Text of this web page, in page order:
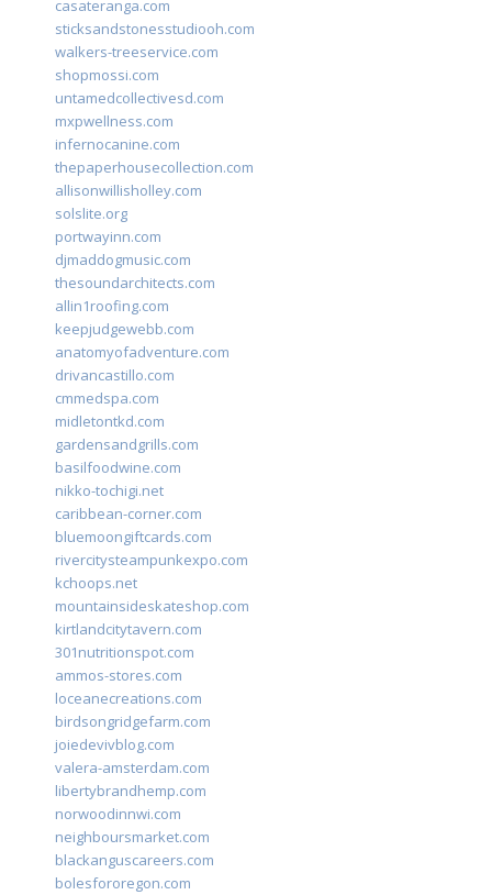
casateranga.com
sticksandstonesstudiooh.com
walkers-treeservice.com
shopmossi.com
untamedcollectivesd.com
mxpwellness.com
infernocanine.com
thepaperhousecollection.com
allisonwillisholley.com
solslite.org
portwayinn.com
djmaddogmusic.com
thesoundarchitects.com
allin1roofing.com
keepjudgewebb.com
anatomyofadventure.com
drivancastillo.com
cmmedspa.com
midletontkd.com
gardensandgrills.com
basilfoodwine.com
nikko-tochigi.net
caribbean-corner.com
bluemoongiftcards.com
rivercitysteampunkexpo.com
kchoops.net
mountainsideskateshop.com
kirtlandcitytavern.com
301nutritionspot.com
ammos-stores.com
loceanecreations.com
birdsongridgefarm.com
joiedevivblog.com
valera-amsterdam.com
libertybrandhemp.com
norwoodinnwi.com
neighboursmarket.com
blackanguscareers.com
bolesfororegon.com